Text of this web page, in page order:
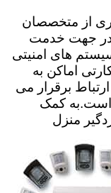
از متخصصان
سال سابقه در جهت خدمت
های امنیتی
اماکن به
برقرار می
است.به کمک
منزل